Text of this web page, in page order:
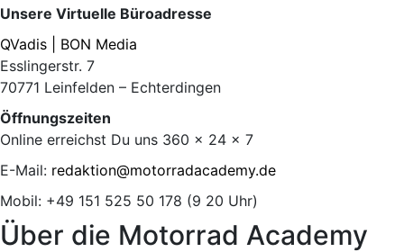
Unsere Virtuelle Büroadresse
QVadis | BON Media
Esslingerstr. 7
70771 Leinfelden – Echterdingen
Öffnungszeiten
Online erreichst Du uns 360 x 24 x 7
E-Mail: redaktion@motorradacademy.de
Mobil: +49 151 525 50 178 (9 20 Uhr)
Über die Motorrad Academy